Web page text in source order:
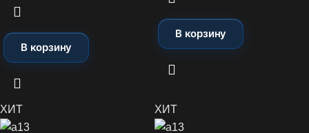
В корзину
В корзину
ХИТ ХИТ